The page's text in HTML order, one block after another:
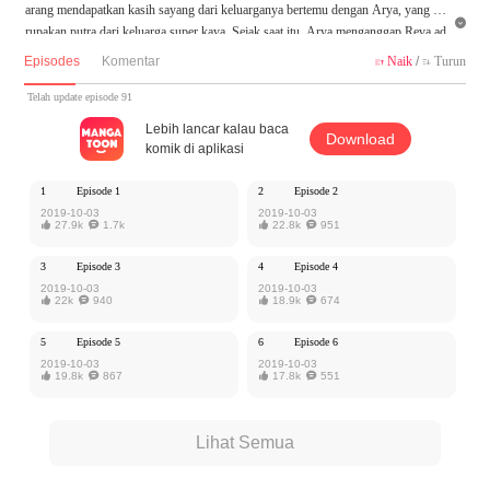
arang mendapatkan kasih sayang dari keluarganya bertemu dengan Arya, yang me
rupakan putra dari keluarga super kaya. Sejak saat itu, Arya menganggap Reva ad
alah miliknya seorang dan harus selalu berada di sisinya. Apa yang membuat gadi
Karya ini diterbitkan atas izin MangaToon Yoolook Culture, isi konten hanyalah p
andangan pribadi pembuatnya, tidak mewakili MangaToon sendiri

Episodes Komentar  Naik/  Turun
Telah update episode 91
Lebih lancar kalau baca
komik di aplikasi
Download
1
Episode 1
2019-10-03
 27.9k 1.7k
2
Episode 2
2019-10-03
 22.8k 951
3
Episode 3
2019-10-03
 22k 940
4
Episode 4
2019-10-03
 18.9k 674
5
Episode 5
2019-10-03
 19.8k 867
6
Episode 6
2019-10-03
 17.8k 551
Lihat Semua